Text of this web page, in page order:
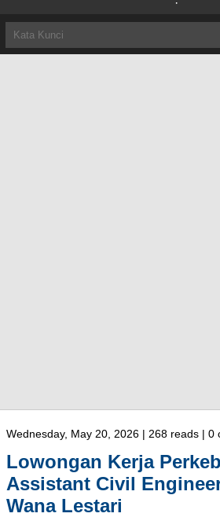
Wednesday, May 20, 2026 | 268 reads | 0
Lowongan Kerja
Assistant Civil
Wana Lestari